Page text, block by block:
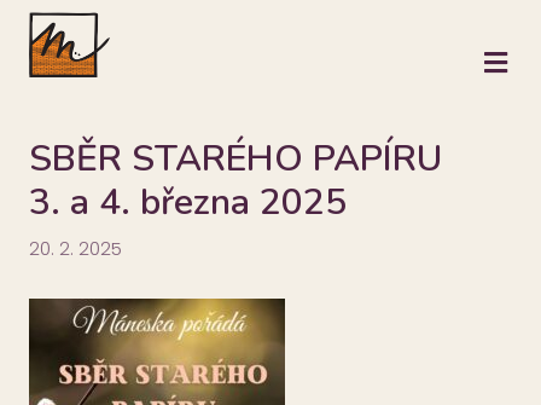
SBĚR STARÉHO PAPÍRU
3. a 4. března 2025
20. 2. 2025